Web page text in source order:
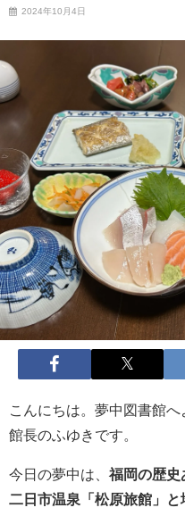
2024年10月4日
こんにちは。夢中図書館へ
館長のふゆきです。
今日の夢中は、 福岡の歴史
二日市温泉「松原旅館」